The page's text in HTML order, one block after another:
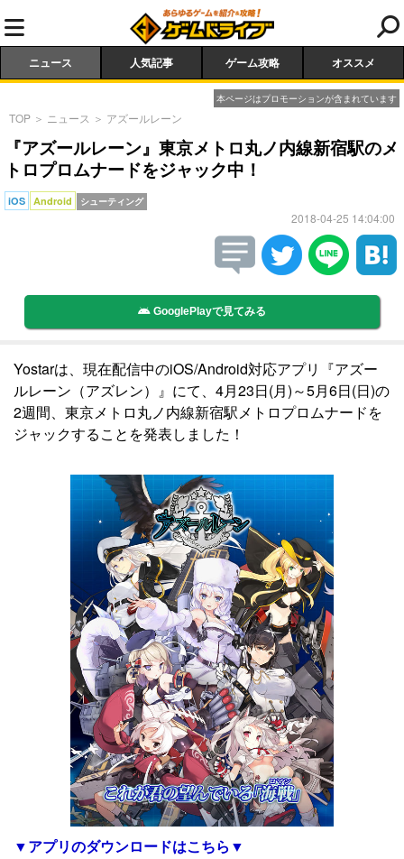
ニュース 人気記事 ゲーム攻略 オススメ
本ページはプロモーションが含まれています
TOP ＞ ニュース ＞ アズールレーン
『アズールレーン』東京メトロ丸ノ内線新宿駅のメ
トロプロムナードをジャック中！
iOS Android シューティング
2018-04-25 14:04:00
GooglePlayで見てみる
Yostarは、現在配信中のiOS/Android対応アプリ『アズー
ルレーン（アズレン）』にて、4月23日(月)～5月6日(日)の
2週間、東京メトロ丸ノ内線新宿駅メトロプロムナードを
ジャックすることを発表しました！
▼アプリのダウンロードはこちら▼